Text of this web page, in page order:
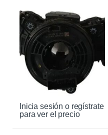
Inicia sesión o regístrate
para ver el precio